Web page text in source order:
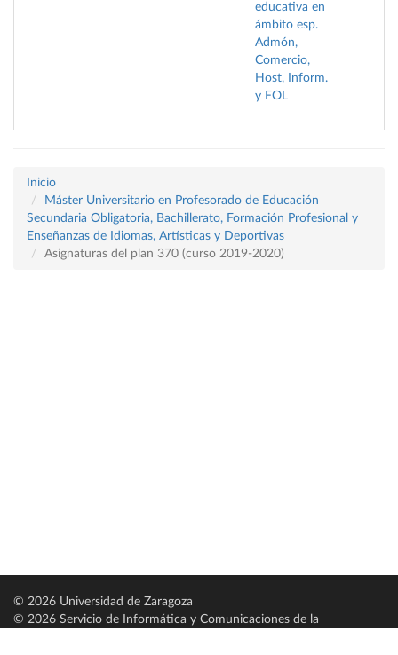
educativa en
ámbito esp.
Admón,
Comercio,
Host, Inform.
y FOL
Inicio
Máster Universitario en Profesorado de Educación
Secundaria Obligatoria, Bachillerato, Formación Profesional y
Enseñanzas de Idiomas, Artísticas y Deportivas
Asignaturas del plan 370 (curso 2019-2020)
© 2026 Universidad de Zaragoza
© 2026 Servicio de Informática y Comunicaciones de la